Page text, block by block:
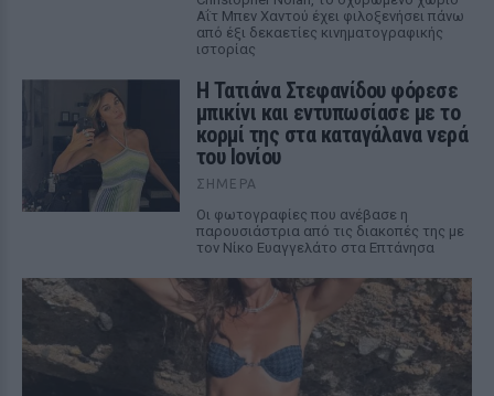
Αΐτ Μπεν Χαντού έχει φιλοξενήσει πάνω
από έξι δεκαετίες κινηματογραφικής
ιστορίας
Η Τατιάνα Στεφανίδου φόρεσε
μπικίνι και εντυπωσίασε με το
κορμί της στα καταγάλανα νερά
του Ιονίου
ΣΉΜΕΡΑ
Οι φωτογραφίες που ανέβασε η
παρουσιάστρια από τις διακοπές της με
τον Νίκο Ευαγγελάτο στα Επτάνησα